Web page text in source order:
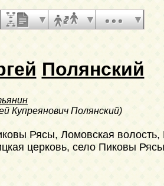
Полянский
Купреянович Полянский)
Рясы, Ломовская волость,
церковь, село Пиковы